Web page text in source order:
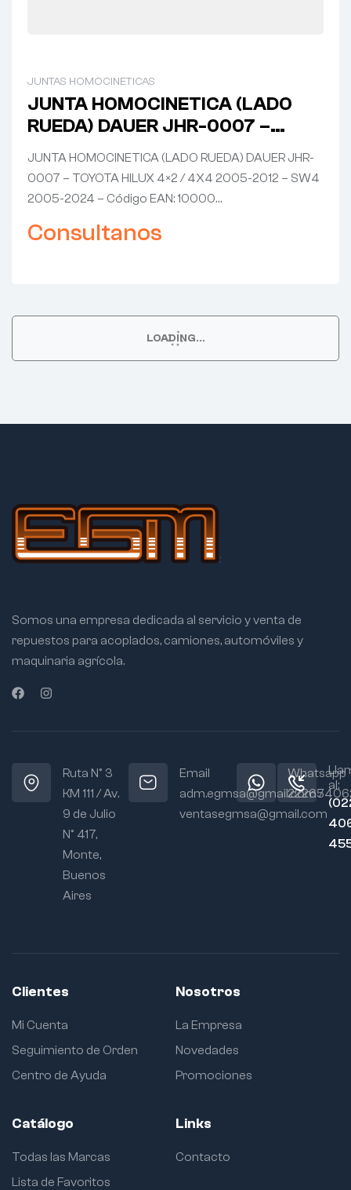
JUNTAS HOMOCINETICAS
JUNTA HOMOCINETICA (LADO
RUEDA) DAUER JHR-0007 –
TOYOTA HILUX 4×2 / 4X4 2005-
2012 – SW4 2005-2024
JUNTA HOMOCINETICA (LADO RUEDA) DAUER JHR-
0007 – TOYOTA HILUX 4×2 / 4X4 2005-2012 – SW4
2005-2024 – Código EAN: 10000…
Consultanos
JUNTA HOMOCINETICA (LADO
RUEDA) DAUER JHR-0008 –
DAU008 – Sector Stock: 10-01-09
Consultanos